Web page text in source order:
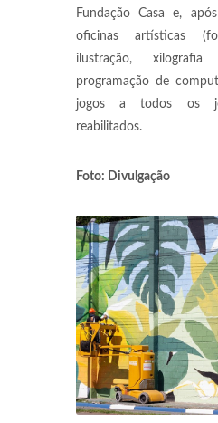
Fundação Casa e, após
oficinas artísticas
ilustração,
programação de
jogos a todos os
reabilitados.
Foto: Divulgação